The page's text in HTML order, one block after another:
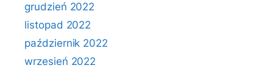
grudzień 2022
listopad 2022
październik 2022
wrzesień 2022